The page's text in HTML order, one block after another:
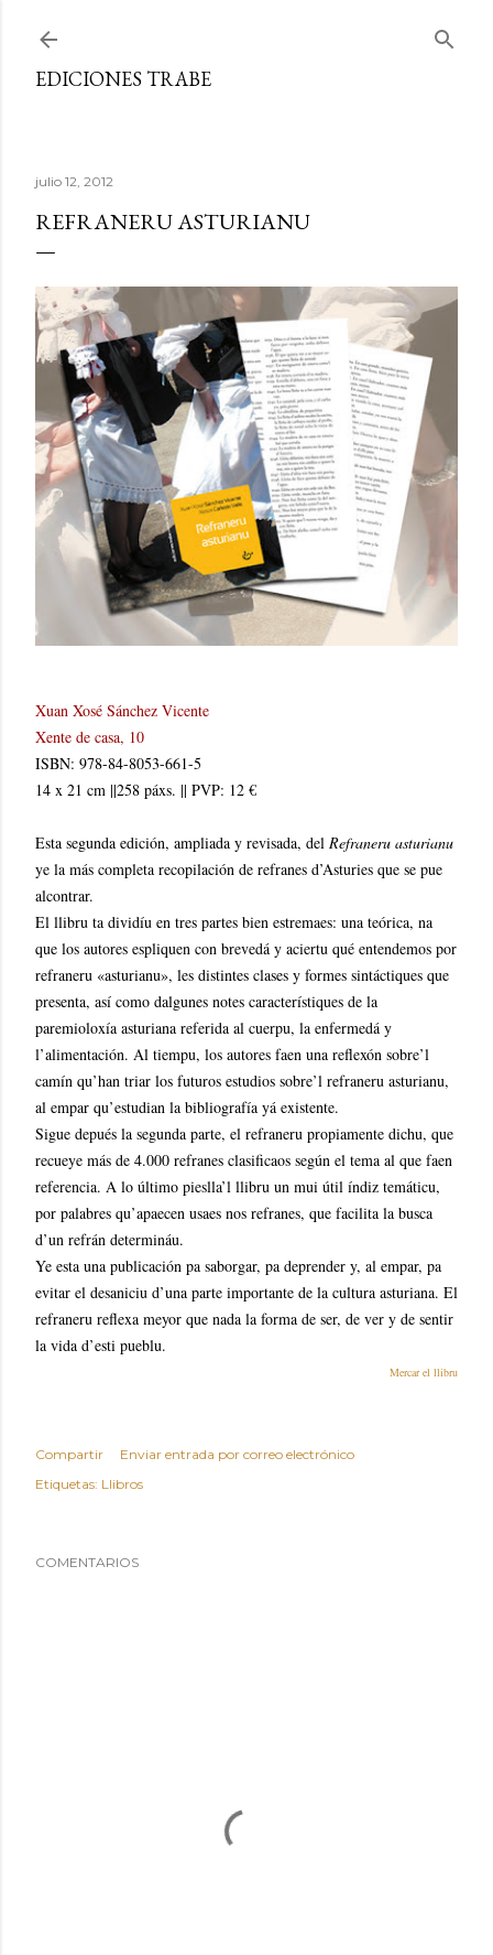
EDICIONES TRABE
julio 12, 2012
REFRANERU ASTURIANU
Xuan Xosé Sánchez Vicente
Xente de casa, 10
ISBN: 978-84-8053-661-5
14 x 21 cm ||258 páxs. || PVP: 12 €
Esta segunda edición, ampliada y revisada, del Refraneru asturianu
ye la más completa recopilación de refranes d’Asturies que se pue
alcontrar.
El llibru ta dividíu en tres partes bien estremaes: una teórica, na
que los autores espliquen con brevedá y aciertu qué entendemos por
refraneru «asturianu», les distintes clases y formes sintáctiques que
presenta, así como dalgunes notes característiques de la
paremioloxía asturiana referida al cuerpu, la enfermedá y
l’alimentación. Al tiempu, los autores faen una reflexón sobre’l
camín qu’han triar los futuros estudios sobre’l refraneru asturianu,
al empar qu’estudian la bibliografía yá existente.
Sigue depués la segunda parte, el refraneru propiamente dichu, que
recueye más de 4.000 refranes clasificaos según el tema al que faen
referencia. A lo último pieslla’l llibru un mui útil índiz temáticu,
por palabres qu’apaecen usaes nos refranes, que facilita la busca
d’un refrán determináu.
Ye esta una publicación pa saborgar, pa deprender y, al empar, pa
evitar el desaniciu d’una parte importante de la cultura asturiana. El
refraneru reflexa meyor que nada la forma de ser, de ver y de sentir
la vida d’esti pueblu.
Mercar el llibru
Compartir
Enviar entrada por correo electrónico
Etiquetas: Llibros
COMENTARIOS